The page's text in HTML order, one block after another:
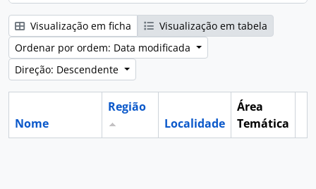
Visualização em ficha
Visualização em tabela
Ordenar por ordem: Data modificada
Direção: Descendente
Nome
Região
Localidade
Área
Temática